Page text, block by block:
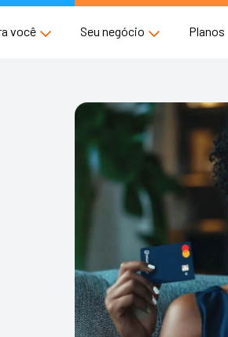
você Seu negócio Planos